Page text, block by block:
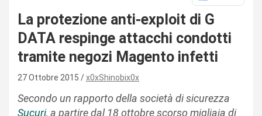
La protezione anti-exploit di G
DATA respinge attacchi condotti
tramite negozi Magento infetti
27 Ottobre 2015 x0xShinobix0x
Secondo un rapporto della società di sicurezza
Sucuri, a partire dal 18 ottobre scorso migliaia di